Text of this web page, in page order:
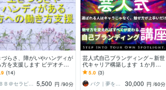
づらさ、障がいやハンディが
方を支援します ビデオチャ
病歴のせいで生きづらさを
えていませんか。
(14)
ＢＢ＠セラピスト☆キャリアコンサル 5,500 円 /90分
芸人式自己ブランディング～新世
代キャリア構築します １か月で
新しい自分と出会い自己表現とい
う武器を手にしよう！
5.0 (3)
バク｜夢を叶える芸人式メンター
30,000 円 /60分